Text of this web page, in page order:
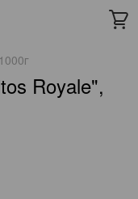
Royale",